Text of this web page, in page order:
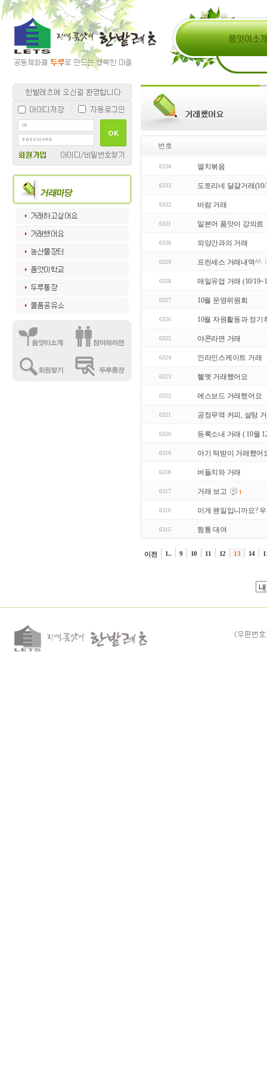
번호
6334 멸치볶음
6333 도토리네 달걀거래(10/
6332 바람 거래
6331 일본어 품앗이 강의료
6330 외양간과의 거래
6329 프린세스 거래내역^^
6328 매일유업 거래 (10/
6327 10월 운영위원회
6326 10월 자원활동과 정기
6325 야콘라면 거래
6324 인라인스케이트 거래
6323 헬멧 거래했어요
6322 에스보드 거래했어요
6321 공정무역 커피, 설탕
6320 등록소내 거래 ( 10월
6319 아기 턱받이 거래했어
6318 버들치와 거래
6317 거래 보고 1
6316 이게 왠일입니까요?
6315 찜통 대여
이전 1.. 9 10 11 12 13 14